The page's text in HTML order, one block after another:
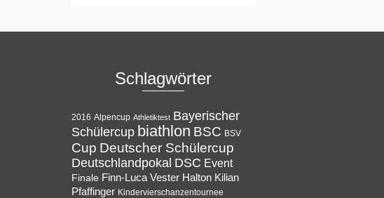
Schlagwörter
2016 Alpencup Athletiktest Bayerischer
Schülercup biathlon BSC BSV
Cup Deutscher Schülercup
Deutschlandpokal DSC Event
Finale Finn-Luca Vester Halton Kilian
Pfaffinger Kindervierschanzentournee